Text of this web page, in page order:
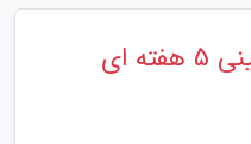
بارسلونا گفت؛ خانه نشینی 5 هفته ای